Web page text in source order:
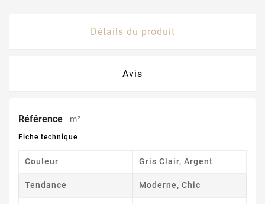
Détails du produit
Avis
Référence m²
Fiche technique
Couleur Gris Clair, Argent
Tendance Moderne, Chic